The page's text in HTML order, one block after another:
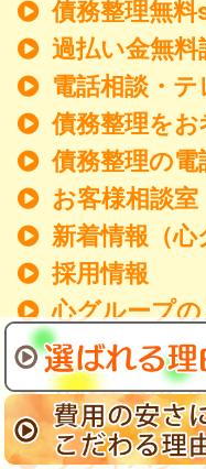
債務整理無
過払い金無
電話相談・
債務整理を
債務整理の
お客様相談室
新着情報 （
採用情報
心グループ
マスコミ関係
弁護士費用（
費用の安さ
プライバシ